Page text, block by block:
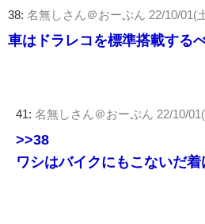
38: 名無しさん＠おーぷん 22/10/01(
車はドラレコを標準搭載する
41: 名無しさん＠おーぷん 22/10/
>>38
ワシはバイクにもこないだ着